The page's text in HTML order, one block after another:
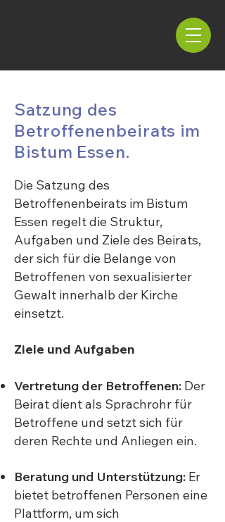
Satzung des
Betroffenenbeirats im
Bistum Essen.
Die Satzung des
Betroffenenbeirats im Bistum
Essen regelt die Struktur,
Aufgaben und Ziele des Beirats,
der sich für die Belange von
Betroffenen von sexualisierter
Gewalt innerhalb der Kirche
einsetzt.
Ziele und Aufgaben
Vertretung der Betroffenen: Der
Beirat dient als Sprachrohr für
Betroffene und setzt sich für
deren Rechte und Anliegen ein.
Beratung und Unterstützung: Er
bietet betroffenen Personen eine
Plattform, um sich